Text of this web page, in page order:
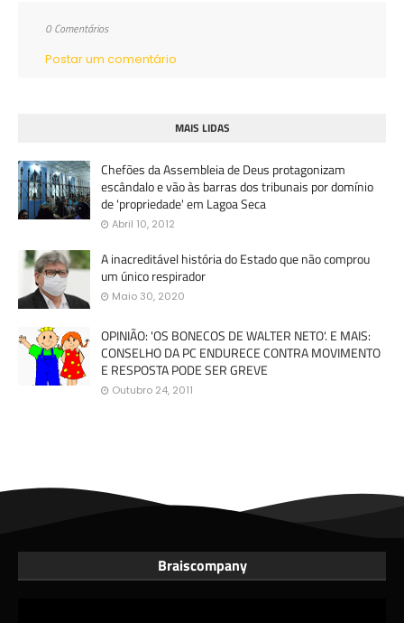
0 Comentários
Postar um comentário
MAIS LIDAS
Chefões da Assembleia de Deus protagonizam
escândalo e vão às barras dos tribunais por domínio
de 'propriedade' em Lagoa Seca
Abril 10, 2012
A inacreditável história do Estado que não comprou
um único respirador
Maio 30, 2020
OPINIÃO: 'OS BONECOS DE WALTER NETO'. E MAIS:
CONSELHO DA PC ENDURECE CONTRA MOVIMENTO
E RESPOSTA PODE SER GREVE
Outubro 24, 2011
Braiscompany